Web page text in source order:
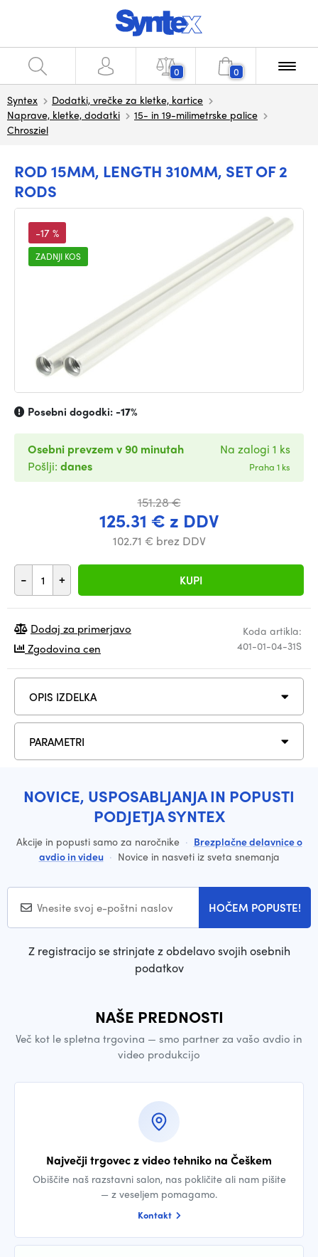
0 0
Syntex
Dodatki, vrečke za kletke, kartice
Naprave, kletke, dodatki
15- in 19-milimetrske palice
Chrosziel
ROD 15MM, LENGTH 310MM, SET OF 2
RODS
-17 %
ZADNJI KOS
Posebni dogodki:-17%
151.28 €
125.31 € z DDV
102.71 € brez DDV
- + KUPI
Osebni prevzem v 90 minutah
Pošlji: danes
Na zalogi 1 ks
Praha 1 ks
Koda artikla:
401-01-04-31S
Dodaj za primerjavo
Zgodovina cen
OPIS IZDELKA
PARAMETRI
NOVICE, USPOSABLJANJA IN POPUSTI
PODJETJA SYNTEX
Akcije in popusti samo za naročnike · Brezplačne delavnice o
avdio in videu · Novice in nasveti iz sveta snemanja
HOČEM POPUSTE!
Z registracijo se strinjate z obdelavo svojih osebnih
podatkov
NAŠE PREDNOSTI
Več kot le spletna trgovina — smo partner za vašo avdio in
video produkcijo
Največji trgovec z video tehniko na Češkem
Obiščite naš razstavni salon, nas pokličite ali nam pišite
— z veseljem pomagamo.
Kontakt